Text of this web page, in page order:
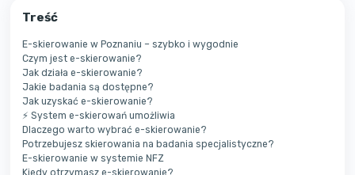
Treść
E-skierowanie w Poznaniu – szybko i wygodnie
Czym jest e-skierowanie?
Jak działa e-skierowanie?
Jakie badania są dostępne?
Jak uzyskać e-skierowanie?
⚡ System e-skierowań umożliwia
Dlaczego warto wybrać e-skierowanie?
Potrzebujesz skierowania na badania specjalistyczne?
E-skierowanie w systemie NFZ